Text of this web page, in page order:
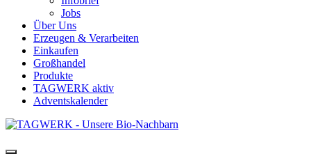
Jobs
Über Uns
Erzeugen & Verarbeiten
Einkaufen
Großhandel
Produkte
TAGWERK aktiv
Adventskalender